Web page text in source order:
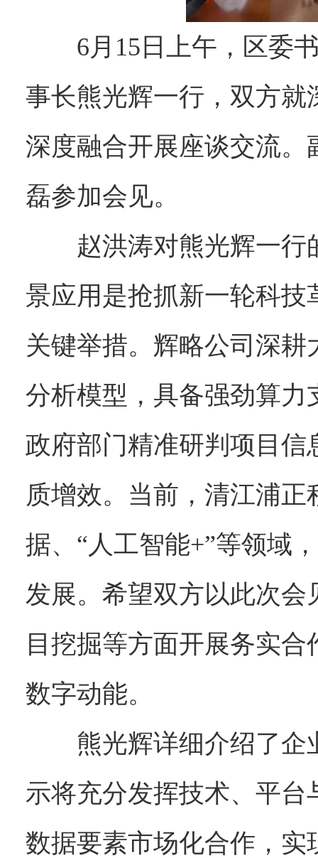
6月15日上午，区委
事长熊光辉一行，双方
深度融合开展座谈交流
磊参加会见。
赵洪涛对熊光辉一行
景应用是抢抓新一轮科
关键举措。辉略公司深
分析模型，具备强劲算
政府部门精准研判项目
质增效。当前，清江浦
据、“人工智能+”等领域
发展。希望双方以此次
目挖掘等方面开展务实
数字动能。
熊光辉详细介绍了企
示将充分发挥技术、平
数据要素市场化合作，